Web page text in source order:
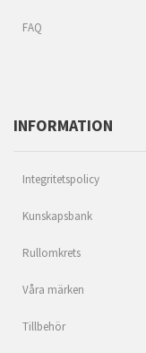
FAQ
INFORMATION
Integritetspolicy
Kunskapsbank
Rullomkrets
Våra märken
Tillbehör